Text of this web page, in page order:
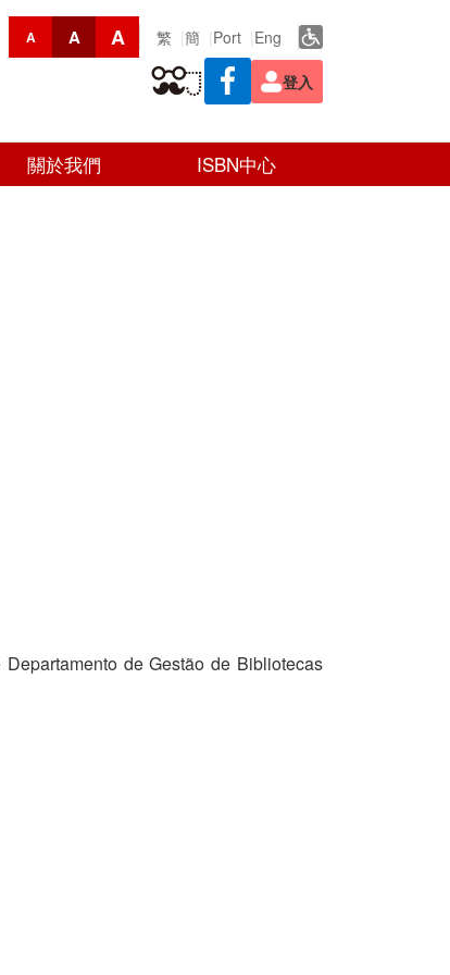
A A A 繁 簡 Port Eng
登入
關於我們 ISBN中心
de Gestão de Bibliotecas